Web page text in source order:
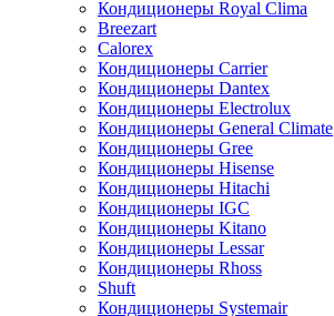
Кондиционеры Royal Clima
Breezart
Calorex
Кондиционеры Carrier
Кондиционеры Dantex
Кондиционеры Electrolux
Кондиционеры General Climate
Кондиционеры Gree
Кондиционеры Hisense
Кондиционеры Hitachi
Кондиционеры IGC
Кондиционеры Kitano
Кондиционеры Lessar
Кондиционеры Rhoss
Shuft
Кондиционеры Systemair